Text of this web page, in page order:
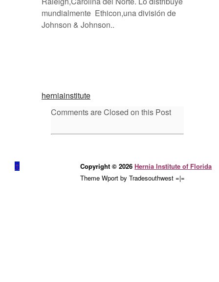
mundialmente Ethicon,una división de
Johnson & Johnson..
herniainstitute
Comments are Closed on this Post
↑ Copyright © 2026Hernia Institute of Florida
Theme Wport by Tradesouthwest =|=